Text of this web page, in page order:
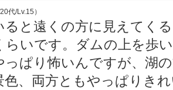
代/Lv.15）
ると遠くの方に見えてく
らいです。ダムの上を歩
っぱり怖いんですが、湖
色、両方ともやっぱりき